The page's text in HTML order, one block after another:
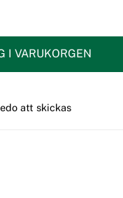
I VARUKORGEN
att skickas